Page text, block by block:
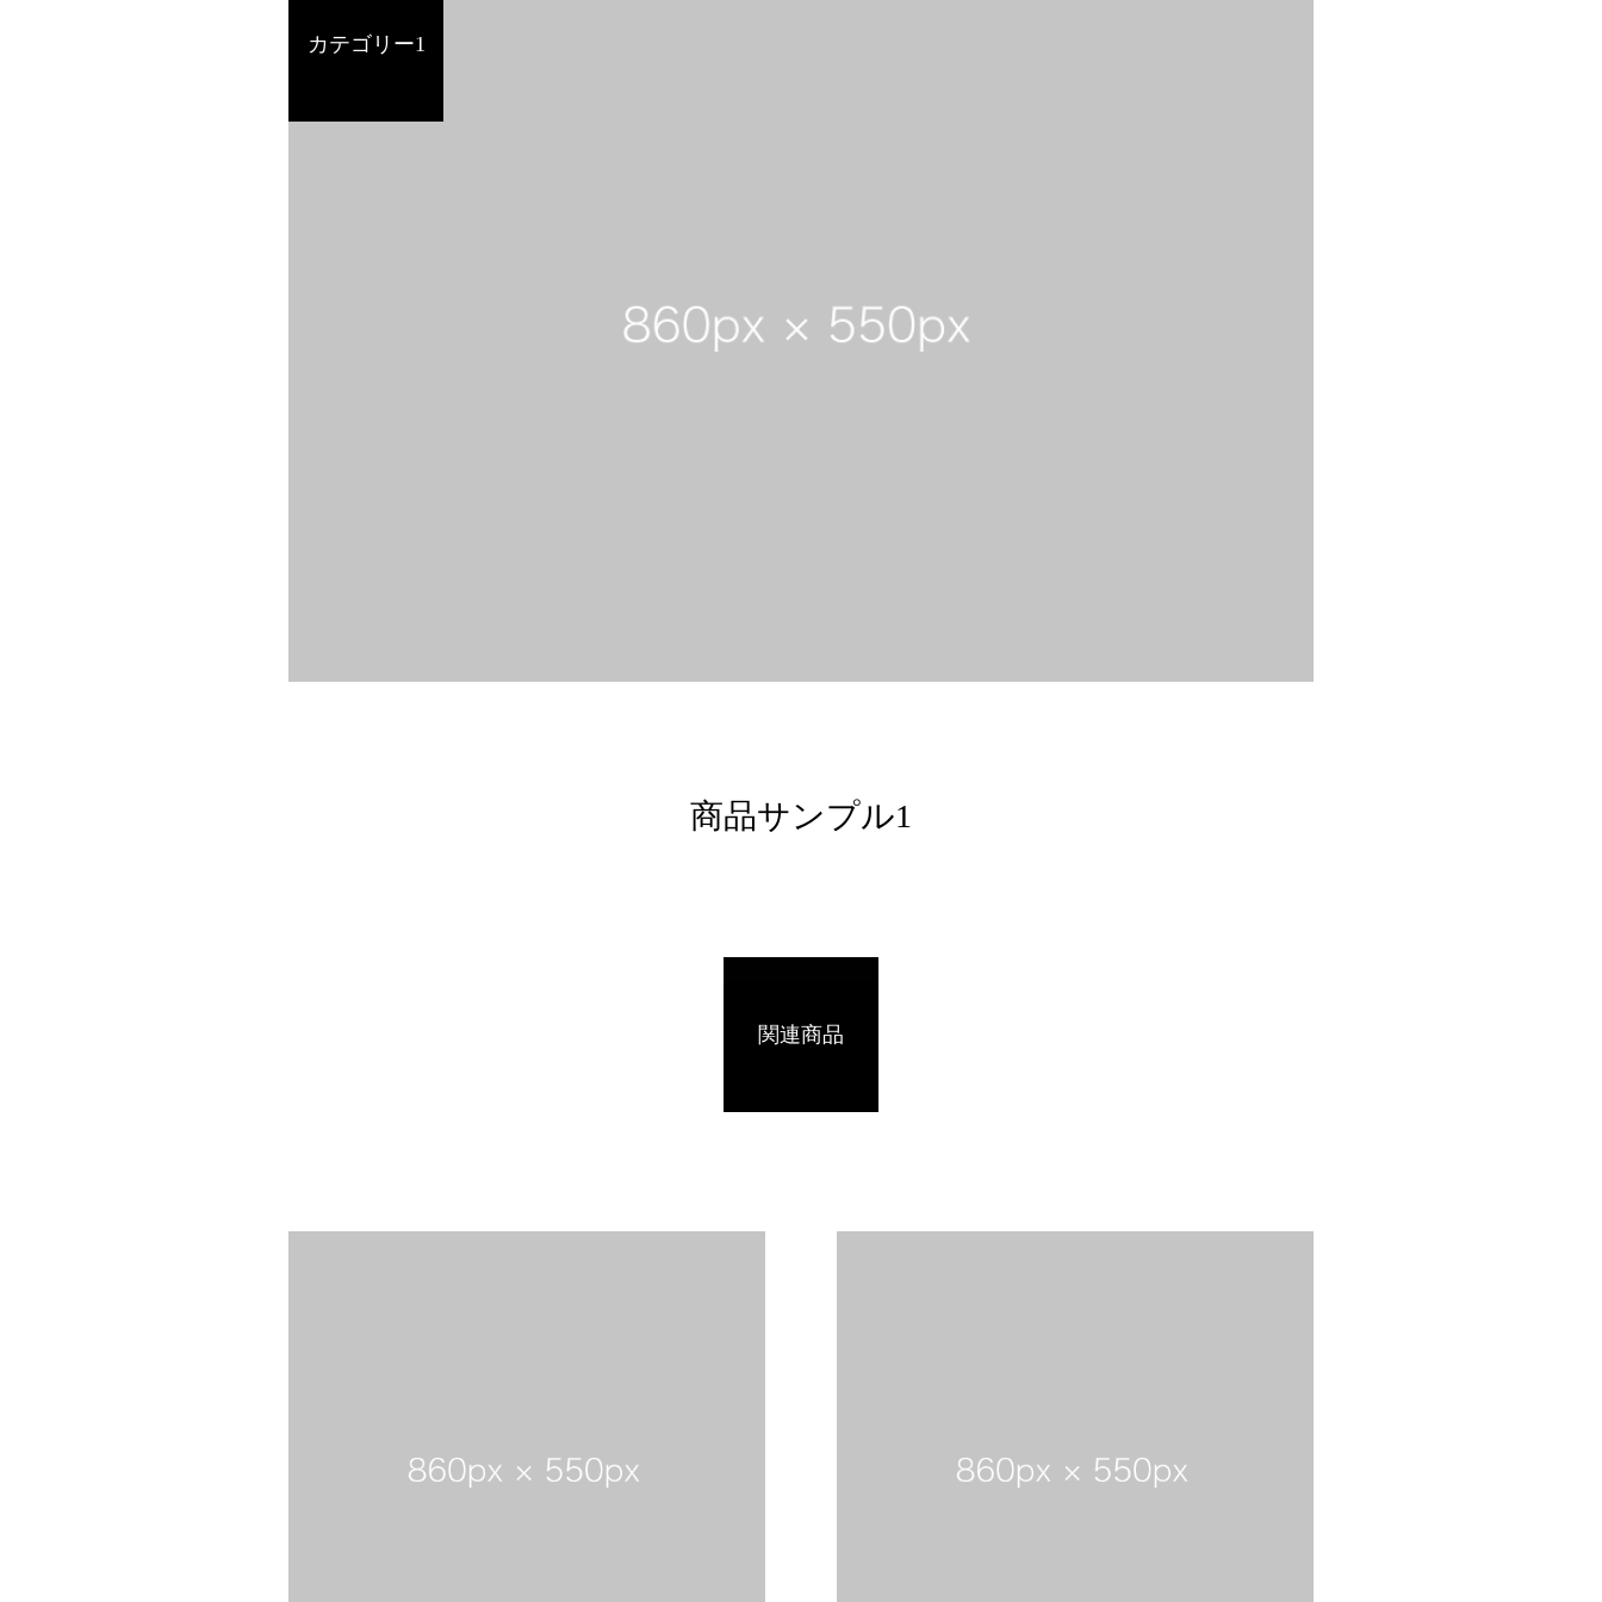
カテゴリー1
商品サンプル1
関連商品